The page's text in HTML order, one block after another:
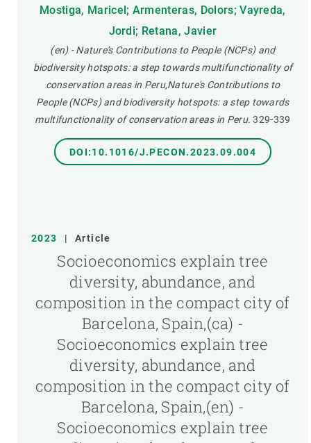
Mostiga, Maricel; Armenteras, Dolors; Vayreda,
Jordi; Retana, Javier
(en) - Nature's Contributions to People (NCPs) and
biodiversity hotspots: a step towards multifunctionality of
conservation areas in Peru,Nature's Contributions to
People (NCPs) and biodiversity hotspots: a step towards
multifunctionality of conservation areas in Peru. 329-339
DOI:10.1016/J.PECON.2023.09.004
2023 | Article
Socioeconomics explain tree
diversity, abundance, and
composition in the compact city of
Barcelona, Spain,(ca) -
Socioeconomics explain tree
diversity, abundance, and
composition in the compact city of
Barcelona, Spain,(en) -
Socioeconomics explain tree